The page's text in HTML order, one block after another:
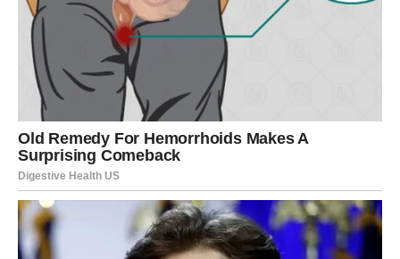
Upravo ta vlakna pomažu u rješavanju problema zatvora i
olakšavaju pražnjenje crijeva.
4. Pomažu u održavanju zdrave
tjelesne težine
Iako su slatke, hurme mogu biti korisne i za kontrolu tjelesne
težine – ako se konzumiraju umjereno. Preporučuje se da se
pojedu ujutro, na prazan stomak, jer mogu pružiti energiju i